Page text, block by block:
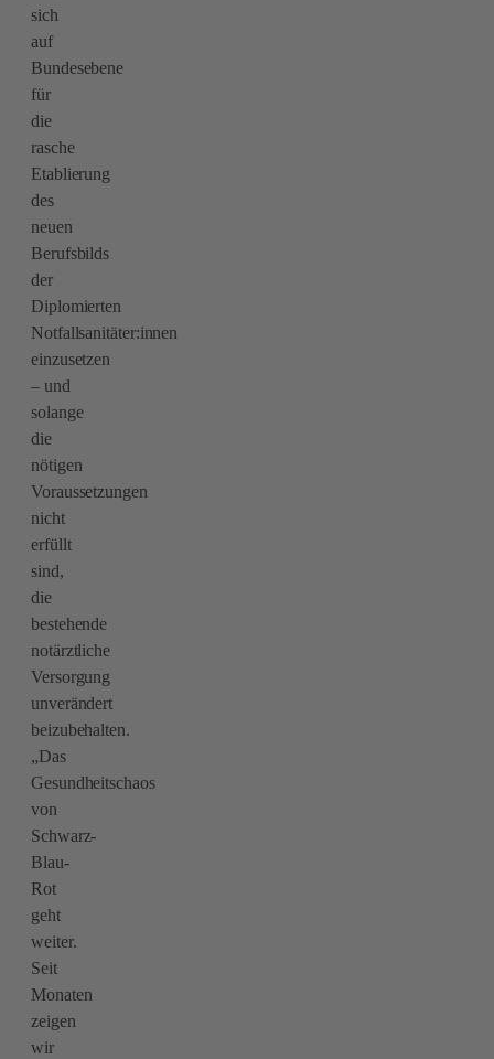
sich
auf
Bundesebene
für
die
rasche
Etablierung
des
neuen
Berufsbilds
der
Diplomierten
Notfallsanitäter:innen
einzusetzen
– und
solange
die
nötigen
Voraussetzungen
nicht
erfüllt
sind,
die
bestehende
notärztliche
Versorgung
unverändert
beizubehalten.
„Das
Gesundheitschaos
von
Schwarz-
Blau-
Rot
geht
weiter.
Seit
Monaten
zeigen
wir